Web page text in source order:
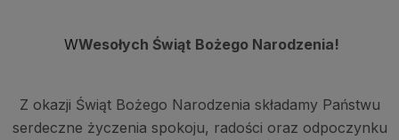
WWesołych Świąt Bożego Narodzenia!
Z okazji Świąt Bożego Narodzenia składamy Państwu
serdeczne życzenia spokoju, radości oraz odpoczynku